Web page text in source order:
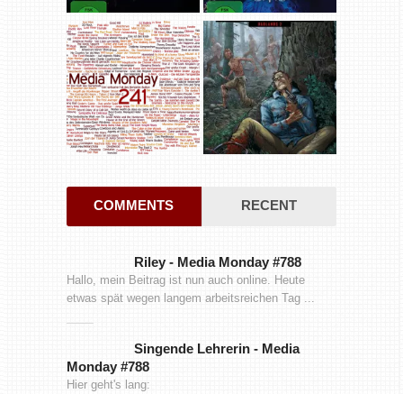
COMMENTS RECENT
Riley- Media Monday #788
Hallo, mein Beitrag ist nun auch online. Heute
etwas spät wegen langem arbeitsreichen Tag ...
Singende Lehrerin - Media
Monday #788
Hier geht's lang: